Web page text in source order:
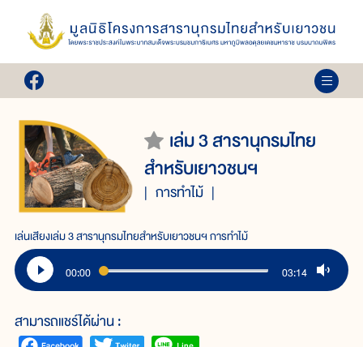
เล่ม 3 สารานุกรมไทย
สำหรับเยาวชนฯ
การทำไม้
เล่นเสียงเล่ม 3 สารานุกรมไทยสำหรับเยาวชนฯ การทำไม้
00:00 03:14
สามารถแชร์ได้ผ่าน :